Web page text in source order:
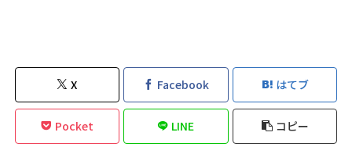
X Facebook はてブ
Pocket LINE コピー